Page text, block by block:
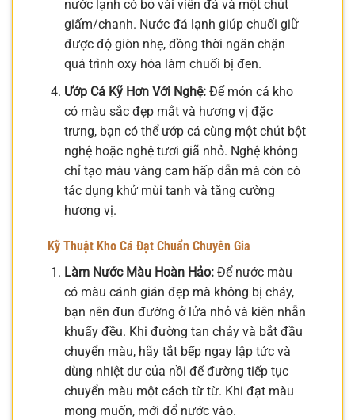
nước lạnh có bỏ vài viên đá và một chút
giấm/chanh. Nước đá lạnh giúp chuối giữ
được độ giòn nhẹ, đồng thời ngăn chặn
quá trình oxy hóa làm chuối bị đen.
Ướp Cá Kỹ Hơn Với Nghệ:Để món cá kho
có màu sắc đẹp mắt và hương vị đặc
trưng, bạn có thể ướp cá cùng một chút bột
nghệ hoặc nghệ tươi giã nhỏ. Nghệ không
chỉ tạo màu vàng cam hấp dẫn mà còn có
tác dụng khử mùi tanh và tăng cường
hương vị.
Kỹ Thuật Kho Cá Đạt Chuẩn Chuyên Gia
Làm Nước Màu Hoàn Hảo:Để nước màu
có màu cánh gián đẹp mà không bị cháy,
bạn nên đun đường ở lửa nhỏ và kiên nhẫn
khuấy đều. Khi đường tan chảy và bắt đầu
chuyển màu, hãy tắt bếp ngay lập tức và
dùng nhiệt dư của nồi để đường tiếp tục
chuyển màu một cách từ từ. Khi đạt màu
mong muốn, mới đổ nước vào.